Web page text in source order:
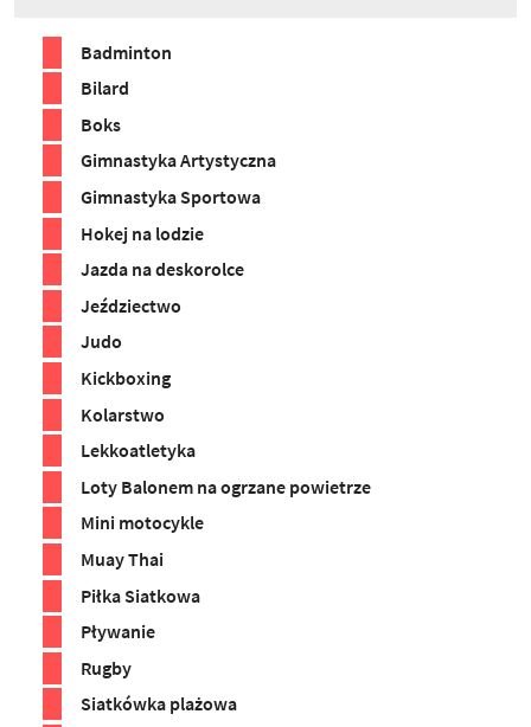
Badminton
Bilard
Boks
Gimnastyka Artystyczna
Gimnastyka Sportowa
Hokej na lodzie
Jazda na deskorolce
Jeździectwo
Judo
Kickboxing
Kolarstwo
Lekkoatletyka
Loty Balonem na ogrzane powietrze
Mini motocykle
Muay Thai
Piłka Siatkowa
Pływanie
Rugby
Siatkówka plażowa